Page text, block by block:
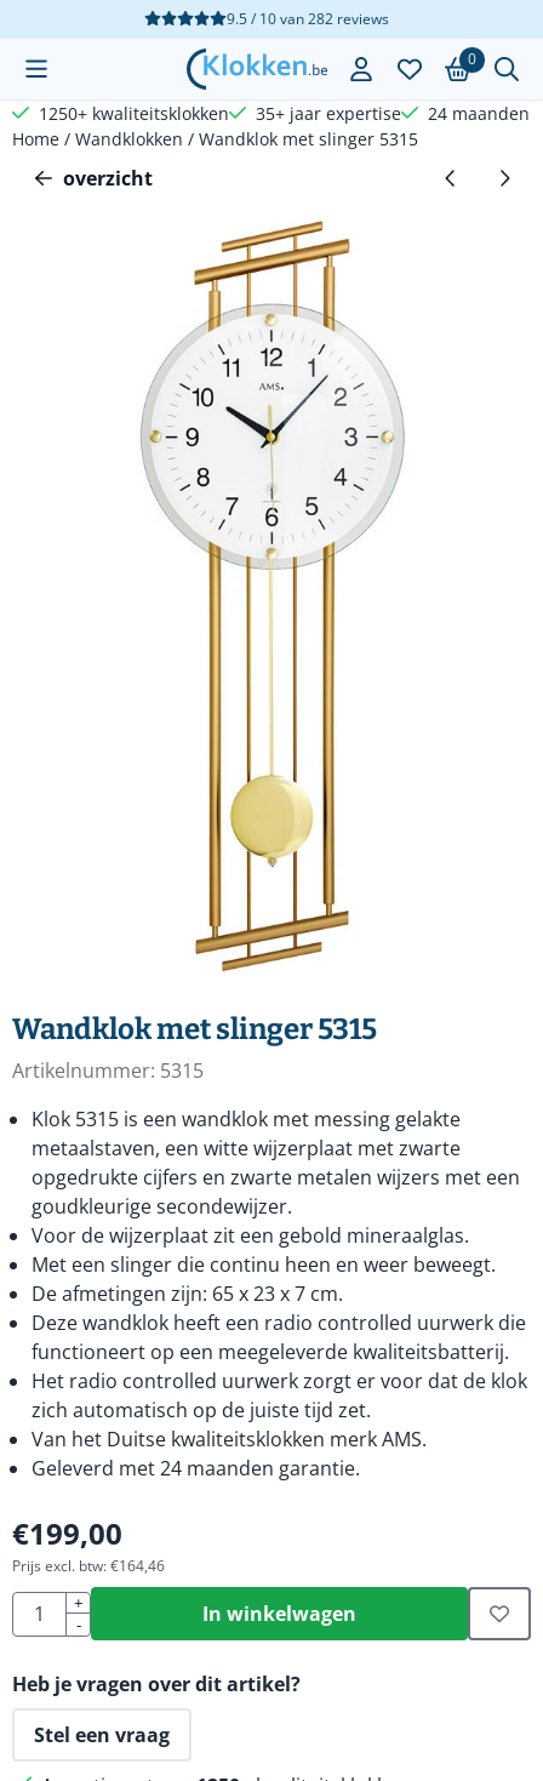
Cookievoorkeuren zijn beschikbaar. Kies instellingen of sta
9.5 / 10van282reviews
0
1250+ kwaliteitsklokken 35+ jaar expertise
24 maanden
Home / Wandklokken / Wandklok met slinger 5315
overzicht
Wandklok met slinger 5315
Artikelnummer: 5315
Klok 5315 is een wandklok met messing gelakte
metaalstaven, een witte wijzerplaat met zwarte
opgedrukte cijfers en zwarte metalen wijzers met een
goudkleurige secondewijzer.
Voor de wijzerplaat zit een gebold mineraalglas.
Met een slinger die continu heen en weer beweegt.
De afmetingen zijn: 65 x 23 x 7 cm.
Deze wandklok heeft een radio controlled uurwerk die
functioneert op een meegeleverde kwaliteitsbatterij.
Het radio controlled uurwerk zorgt er voor dat de klok
zich automatisch op de juiste tijd zet.
Van het Duitse kwaliteitsklokken merk AMS.
Geleverd met 24 maanden garantie.
€199,00
Prijs excl. btw:€164,46
Aantal
+
-
In winkelwagen
Heb je vragen over dit artikel?
Stel een vraag